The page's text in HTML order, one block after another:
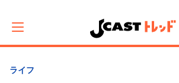
ライフ